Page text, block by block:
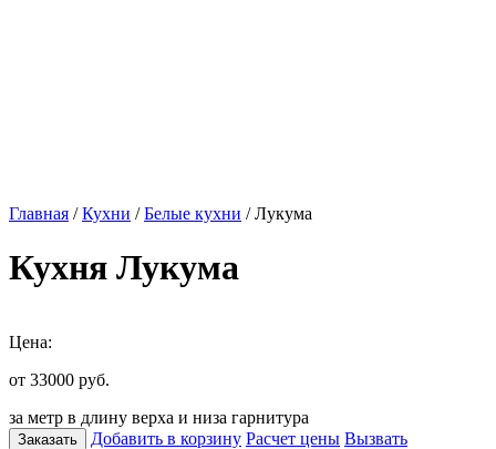
Главная /Кухни /Белые кухни / Лукума
Кухня Лукума
Цена:
от 33000 руб.
за метр в длину верха и низа гарнитура
Заказать Добавить в корзину Расчет цены Вызвать